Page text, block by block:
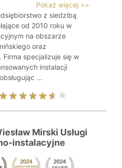
Pokaż więcej >>
z siedzibą
od 2010 roku w
na obszarze
oraz
Firma specjalizuje się w
instalacji
...
Mirski Usługi
instalacyjne